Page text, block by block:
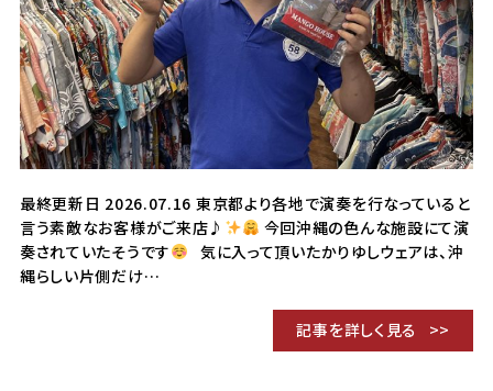
最終更新日 2026.07.16 東京都より各地で演奏を行なっていると
言う素敵なお客様がご来店♪
今回沖縄の色んな施設にて演
奏されていたそうです
気に入って頂いたかりゆしウェアは、沖
縄らしい片側だけ…
記事を詳しく見る